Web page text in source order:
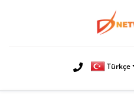
Türkçe